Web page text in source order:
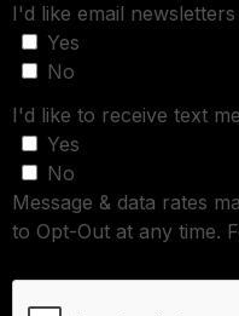
I'd like email
Yes
No
I'd like to receive text
Yes
No
Message & data rates
to Opt-Out at any time.